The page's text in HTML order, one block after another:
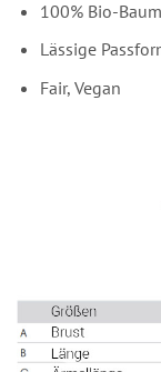
100% Bio-
Lässige
Fair, Vegan